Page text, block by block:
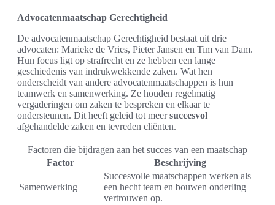
Advocatenmaatschap Gerechtigheid
De advocatenmaatschap Gerechtigheid bestaat uit drie
advocaten: Marieke de Vries, Pieter Jansen en Tim van Dam.
Hun focus ligt op strafrecht en ze hebben een lange
geschiedenis van indrukwekkende zaken. Wat hen
onderscheidt van andere advocatenmaatschappen is hun
teamwerk en samenwerking. Ze houden regelmatig
vergaderingen om zaken te bespreken en elkaar te
ondersteunen. Dit heeft geleid tot meersuccesvol
afgehandelde zaken en tevreden cliënten.
Factoren die bijdragen aan het succes van een maatschap
Factor
Beschrijving
Samenwerking
Succesvolle maatschappen werken als
een hecht team en bouwen onderling
vertrouwen op.